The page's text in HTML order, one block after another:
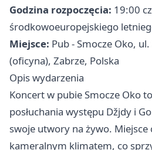
Godzina rozpoczęcia: 19:00
środkowoeuropejskiego
Miejsce: Pub - Smocze Oko,
(oficyna), Zabrze, Polska
Opis wydarzenia
Koncert w pubie Smocze Oko
posłuchania występu Džjdy i
swoje utwory na żywo. Miejsce
kameralnym klimatem, co